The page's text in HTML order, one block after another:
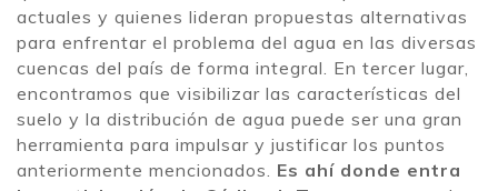
actuales y quienes lideran propuestas alternativas
para enfrentar el problema del agua en las diversas
cuencas del país de forma integral. En tercer lugar,
encontramos que visibilizar las características del
suelo y la distribución de agua puede ser una gran
herramienta para impulsar y justificar los puntos
anteriormente mencionados. Es ahí donde entra